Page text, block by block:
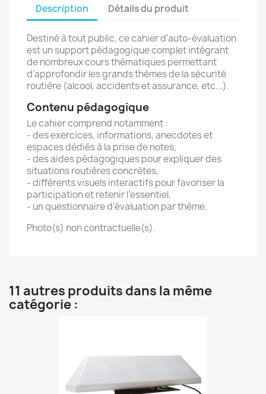
Description Détails du produit
Destiné à tout public, ce cahier d’auto-évaluation
est un support pédagogique complet intégrant
de nombreux cours thématiques permettant
d’approfondir les grands thèmes de la sécurité
routière (alcool, accidents et assurance, etc...).
Contenu pédagogique
Le cahier comprend notamment :
- des exercices, informations, anecdotes et
espaces dédiés à la prise de notes,
- des aides pédagogiques pour expliquer des
situations routières concrètes,
- différents visuels interactifs pour favoriser la
participation et retenir l’essentiel,
- un questionnaire d’évaluation par thème.
Photo(s) non contractuelle(s).
11 autres produits dans la même
catégorie :